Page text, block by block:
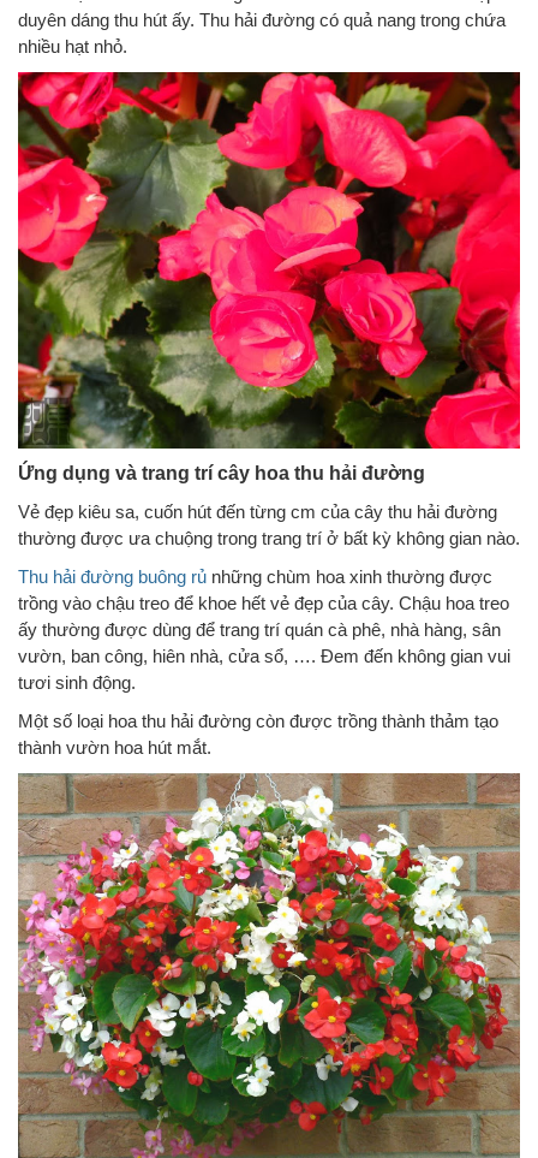
duyên dáng thu hút ấy. Thu hải đường có quả nang trong chứa
nhiều hạt nhỏ.
Ứng dụng và trang trí cây hoa thu hải đường
Vẻ đẹp kiêu sa, cuốn hút đến từng cm của cây thu hải đường
thường được ưa chuộng trong trang trí ở bất kỳ không gian nào.
Thu hải đường buông rủ những chùm hoa xinh thường được
trồng vào chậu treo để khoe hết vẻ đẹp của cây. Chậu hoa treo
ấy thường được dùng để trang trí quán cà phê, nhà hàng, sân
vườn, ban công, hiên nhà, cửa sổ, …. Đem đến không gian vui
tươi sinh động.
Một số loại hoa thu hải đường còn được trồng thành thảm tạo
thành vườn hoa hút mắt.